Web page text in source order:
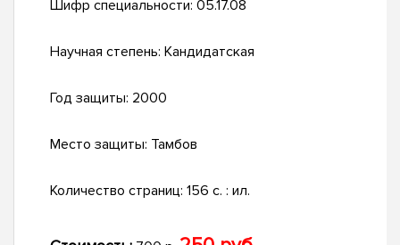
Шифр специальности: 05.17.08
Научная степень: Кандидатская
Год защиты: 2000
Место защиты: Тамбов
Количество страниц: 156 с. : ил.